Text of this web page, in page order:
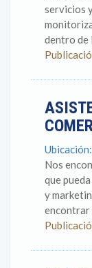
servicios
dentro de
Nos
que
y
encontrar